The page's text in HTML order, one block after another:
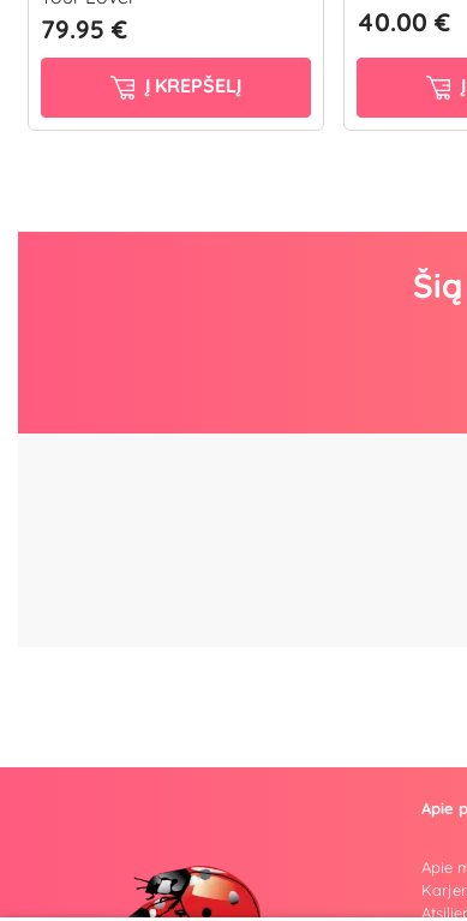
79.95 €
Į KREPŠELĮ
40.00 €
Apie
Apie